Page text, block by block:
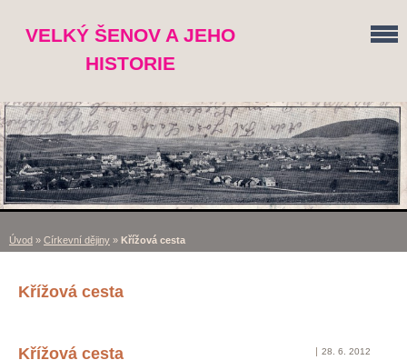
VELKÝ ŠENOV A JEHO
HISTORIE
Úvod » Církevní dějiny » Křížová cesta
Křížová cesta
Křížová cesta 28. 6. 2012